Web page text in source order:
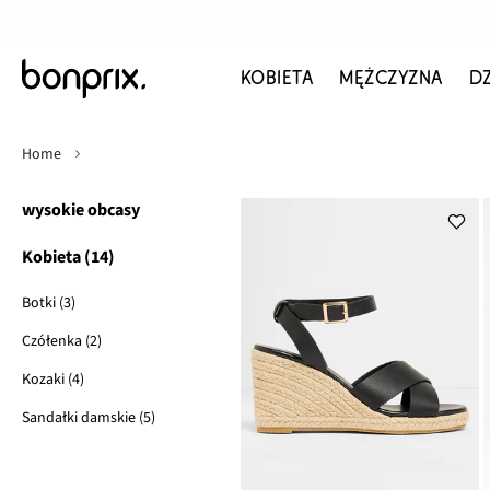
KOBIETA MĘŻCZYZNA
wysokie obcasy
Kobieta (14)
Botki (3)
Czółenka (2)
Kozaki (4)
Sandałki damskie (5)
Home